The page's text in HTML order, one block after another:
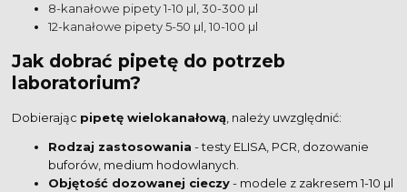
8-kanałowe pipety 1-10 µl,30-300 µl
12-kanałowe pipety 5-50 µl,10-100 µl
Jak dobrać pipetę do potrzeb
laboratorium?
Dobierając pipetę wielokanałową , należy uwzględnić:
Rodzaj zastosowania - testy ELISA, PCR, dozowanie
buforów, medium hodowlanych.
Objętość dozowanej cieczy- modele z zakresem 1-10 µl